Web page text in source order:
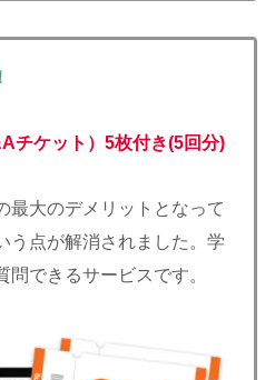
チケット）5枚付き(5回分)
最大のデメリットとなって
う点が解消されました。学
できるサービスです。